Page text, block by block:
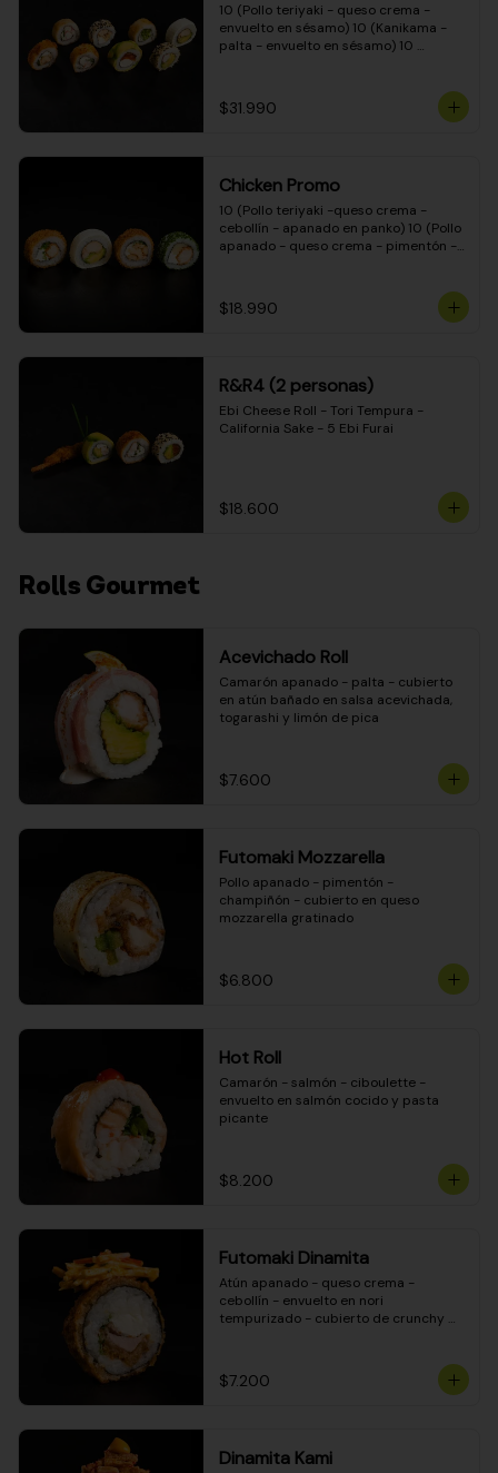
10 (Pollo teriyaki - queso crema -
envuelto en sésamo) 10 (Kanikama -
palta - envuelto en sésamo) 10
envuelto en queso crema) 10
(Camarón - queso crema - cebollín -
teriyaki - queso crema - cebollín -
envuelto en masa tempura) 10
(Pimentón - queso crema - cebollín -
envuelto en masa tempura)
$31.990
Chicken Promo
10 (Pollo teriyaki -queso crema -
cebollín - apanado en panko) 10 (Pollo
apanado - queso crema - pimentón -
ciboulette) 10 (Pollo teriyaki - palta -
envuelto en queso crema)
$18.990
R&R4 (2 personas)
Ebi Cheese Roll - Tori Tempura -
California Sake - 5 Ebi Furai
$18.600
Rolls Gourmet
Acevichado Roll
Camarón apanado - palta - cubierto
en atún bañado en salsa acevichada,
togarashi y limón de pica
$7.600
Futomaki Mozzarella
Pollo apanado - pimentón -
champiñón - cubierto en queso
mozzarella gratinado
$6.800
Hot Roll
Camarón - salmón - ciboulette -
envuelto en salmón cocido y pasta
picante
$8.200
Futomaki Dinamita
Atún apanado - queso crema -
cebollín - envuelto en nori
tempurizado - cubierto de crunchy
$7.200
Dinamita Kami